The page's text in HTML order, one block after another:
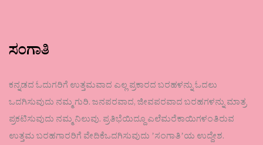
ಸಂಗಾತಿ
ಕನ್ನಡದ ಓದುಗರಿಗೆ ಉತ್ತಮವಾದ ಎಲ್ಲ ಪ್ರಕಾರದ ಬರಹಳನ್ನು ಓದಲು
ಒದಗಿಸುವುದು ನಮ್ಮ ಗುರಿ. ಜನಪರವಾದ, ಜೀವಪರವಾದ ಬರಹಗಳನ್ನು ಮಾತ್ರ
ಪ್ರಕಟಿಸುವುದು ನಮ್ಮ ನಿಲುವು. ಪ್ರತಿಭೆಯಿದ್ದೂ ಎಲೆಮರೆಕಾಯಿಗಳಂತಿರುವ
ಉತ್ತಮ ಬರಹಗಾರರಿಗೆ ವೇದಿಕೆಒದಗಿಸುವುದು ʼಸಂಗಾತಿʼಯ ಉದ್ದೇಶ.